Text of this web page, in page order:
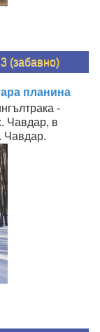
3 (забавно)
планина
-
Чавдар, в
Чавдар.